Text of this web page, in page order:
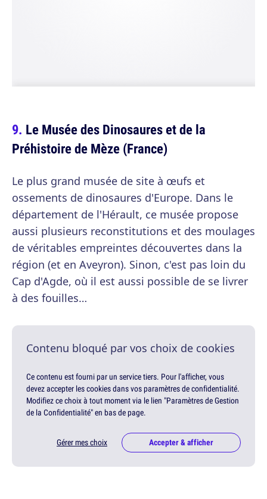
Le Musée des Dinosaures et de la
Préhistoire de Mèze (France)
Le plus grand musée de site à œufs et
ossements de dinosaures d'Europe. Dans le
département de l'Hérault, ce musée propose
aussi plusieurs reconstitutions et des moulages
de véritables empreintes découvertes dans la
région (et en Aveyron). Sinon, c'est pas loin du
Cap d'Agde, où il est aussi possible de se livrer
à des fouilles…
Contenu bloqué par vos choix de cookies
Ce contenu est fourni par un service tiers. Pour l'afficher, vous
devez accepter les cookies dans vos paramètres de confidentialité.
Modifiez ce choix à tout moment via le lien "Paramètres de Gestion
de la Confidentialité" en bas de page.
Gérer mes choix Accepter & afficher